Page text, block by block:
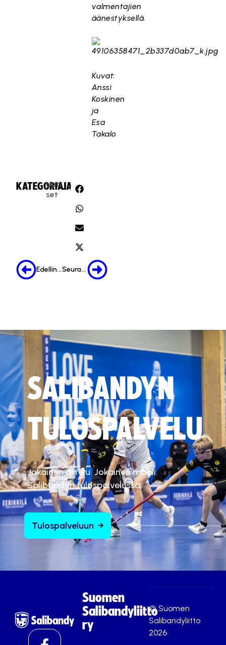
valmentajien
äänestyksellä.
Kuvat:
Anssi
Koskinen
ja
Esa
Takalo
KATEGORIA:
Uuti
set
JAA:
Edellinen Seuraava
SALIBANDYN
TULOSPALVELU
Jokainen ottelu. Jokainen maali.
Salibandyn tulospalvelussa.
Tulospalveluun
Suomen
Salibandyliitto
ry
© Suomen
Salibandyliitto
2026